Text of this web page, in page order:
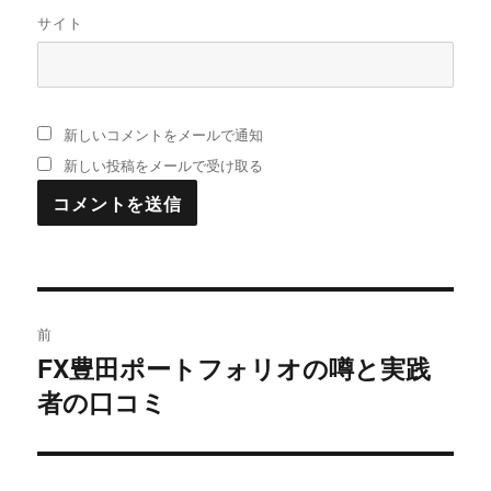
サイト
新しいコメントをメールで通知
新しい投稿をメールで受け取る
稿
ナ
ビ
前
過
去
投
FX豊田ポートフォリオの噂と実践
者の口コミ